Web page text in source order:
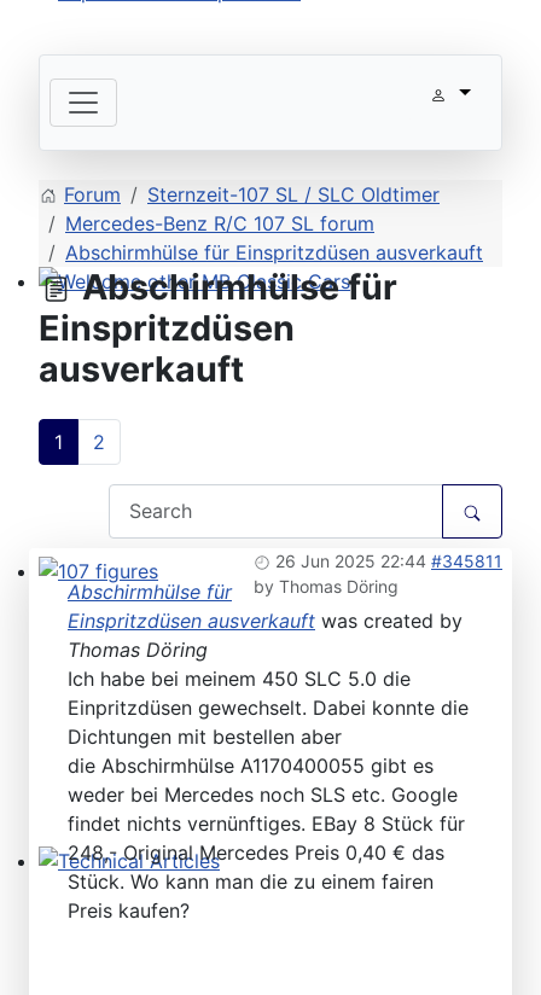
Welcome other MB Classic Cars
107 figures
Technical Articles
Forum
Sternzeit-107 SL / SLC Oldtimer
Mercedes-Benz R/C 107 SL forum
Abschirmhülse für Einspritzdüsen ausverkauft
Abschirmhülse für
Einspritzdüsen
ausverkauft
1 2
26 Jun 2025 22:44 #345811
by Thomas Döring
Abschirmhülse für
Einspritzdüsen ausverkauft was created by
Thomas Döring
Ich habe bei meinem 450 SLC 5.0 die
Einpritzdüsen gewechselt. Dabei konnte die
Dichtungen mit bestellen aber
die Abschirmhülse A1170400055 gibt es
weder bei Mercedes noch SLS etc. Google
findet nichts vernünftiges. EBay 8 Stück für
248,- Original Mercedes Preis 0,40 € das
Stück. Wo kann man die zu einem fairen
Preis kaufen?